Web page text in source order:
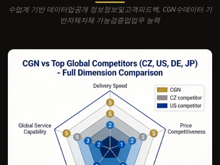
수업계 기반 데이터업공개 정보정보및고객피드백, CGN수데이터 기
반자체자체 가능검증업업무 능력